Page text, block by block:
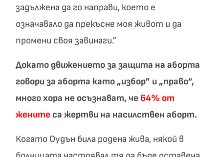
задължена да го направи, което е
означавало да прекъсне моя живот и да
промени своя завинаги.”
Докато движението за защита на аборта
говори за аборта като „избор” и „право”,
много хора не осъзнават, че 64% от
жените са жертви на насилствен аборт.
Когато Оудън била родена жива, някой в